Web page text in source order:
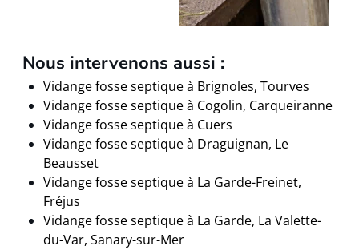
Nous intervenons aussi :
Vidange fosse septique à Brignoles, Tourves
Vidange fosse septique à Cogolin, Carqueiranne
Vidange fosse septique à Cuers
Vidange fosse septique à Draguignan, Le
Beausset
Vidange fosse septique à La Garde-Freinet,
Fréjus
Vidange fosse septique à La Garde, La Valette-
du-Var, Sanary-sur-Mer